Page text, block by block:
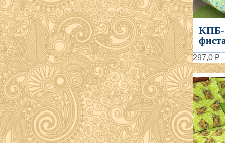
КПБ-
297,0 ₽